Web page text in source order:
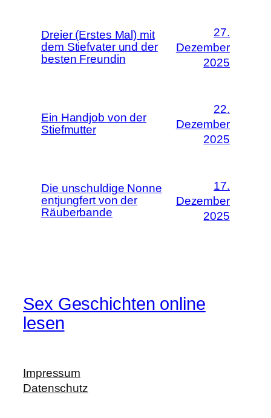
Dreier (Erstes Mal) mit
dem Stiefvater und der
besten Freundin
27.
Dezember
2025
Ein Handjob von der
Stiefmutter
22.
Dezember
2025
Die unschuldige Nonne
entjungfert von der
Räuberbande
17.
Dezember
2025
Sex Geschichten online
lesen
Impressum
Datenschutz